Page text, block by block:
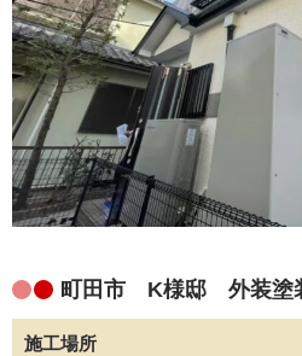
町田市 K様邸 外装塗
施工場所